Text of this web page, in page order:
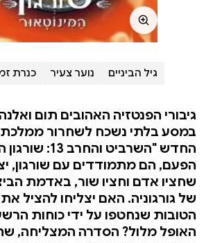
גיל הביניים נוער צעיר כנרת
גיבורי הפנטזיה האהובים תום
במסע בלתי נשכח לשחרור ממלכת
החדש "השרביט
הפעם, הם מתמודדים עם שורגון,
שחציו אדם וחציו שור, באדמת
של גורגוניה. האם יצליחו להציל
הטובות שנחטפו על ידי כוחות